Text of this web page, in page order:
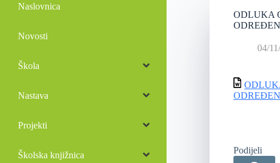
ODLUKA
04/
Podijeli
Naslovnica
Novosti
Škola
Nastava
Projekti
Školska knjižnica